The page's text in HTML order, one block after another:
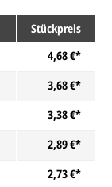
Stückpreis
4,68 €*
3,68 €*
3,38 €*
2,89 €*
2,73 €*